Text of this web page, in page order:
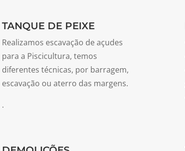
TANQUE DE PEIXE
Realizamos escavação de açudes
para a Piscicultura, temos
diferentes técnicas, por barragem,
escavação ou aterro das margens.
.